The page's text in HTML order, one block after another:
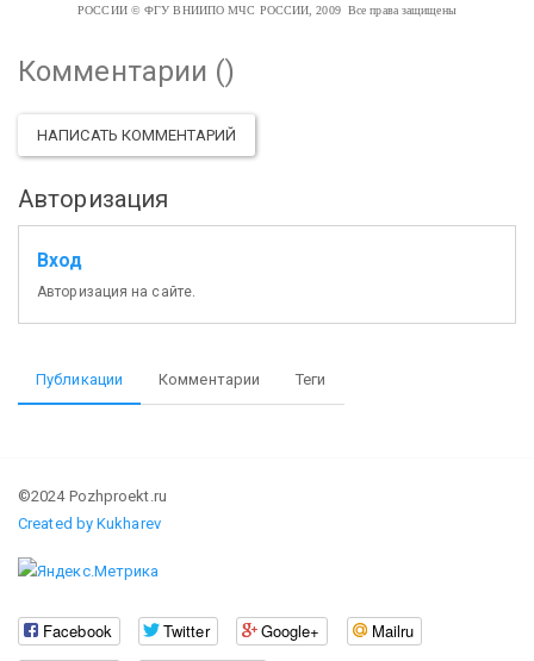
РОССИИ© ФГУ ВНИИПО МЧС РОССИИ, 2009 Все права защищены
Комментарии ()
НАПИСАТЬ КОММЕНТАРИЙ
Авторизация
Вход
Авторизация на сайте.
Публикации Комментарии Теги
©2024 Pozhproekt.ru
Created by Kukharev
Facebook Twitter Google+ Mailru